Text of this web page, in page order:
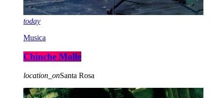
today
Musica
Chinche Molle
location_onSanta Rosa